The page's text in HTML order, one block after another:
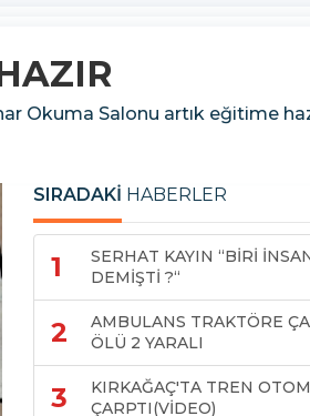
Okuma Salonu artık eğitime
SIRADAKİ HABERLER
1
SERHAT KAYIN “BİRİ
DEMİŞTİ ?“
2
AMBULANS TRAKTÖRE
ÖLÜ 2 YARALI
3
KIRKAĞAÇ'TA TREN
ÇARPTI(VİDEO)